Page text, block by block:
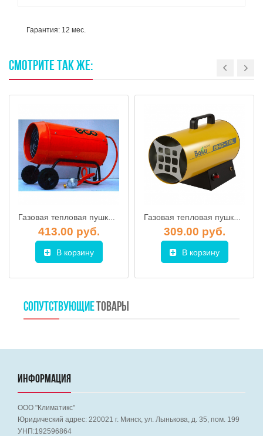
Гарантия: 12 мес.
СМОТРИТЕ ТАКЖЕ:
Газовая тепловая пушка Ecoterm GHD-301
413.00 руб.
В корзину
Газовая тепловая пушка Ballu BHG-15L, Ballu
309.00 руб.
В корзину
СОПУТСТВУЮЩИЕ ТОВАРЫ
ИНФОРМАЦИЯ
ООО "Климатикс"
Юридический адрес: 220021 г. Минск, ул. Лынькова, д. 35, пом. 199
УНП:192596864